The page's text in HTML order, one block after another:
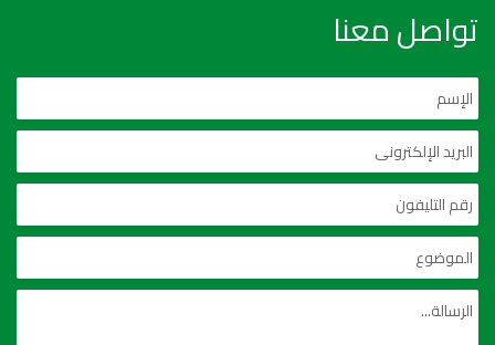
تواصل معنا